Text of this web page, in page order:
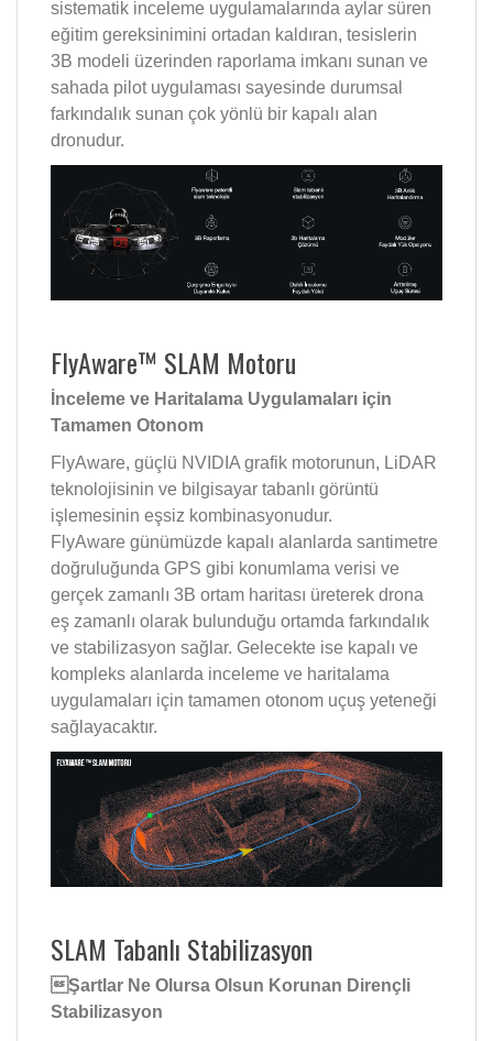
sistematik inceleme uygulamalarında aylar süren
eğitim gereksinimini ortadan kaldıran, tesislerin
3B modeli üzerinden raporlama imkanı sunan ve
sahada pilot uygulaması sayesinde durumsal
farkındalık sunan çok yönlü bir kapalı alan
dronudur.
FlyAware™ SLAM Motoru
İnceleme ve Haritalama Uygulamaları için
Tamamen Otonom
FlyAware, güçlü NVIDIA grafik motorunun, LiDAR
teknolojisinin ve bilgisayar tabanlı görüntü
işlemesinin eşsiz kombinasyonudur.
FlyAware günümüzde kapalı alanlarda santimetre
doğruluğunda GPS gibi konumlama verisi ve
gerçek zamanlı 3B ortam haritası üreterek drona
eş zamanlı olarak bulunduğu ortamda farkındalık
ve stabilizasyon sağlar. Gelecekte ise kapalı ve
kompleks alanlarda inceleme ve haritalama
uygulamaları için tamamen otonom uçuş yeteneği
sağlayacaktır.
SLAM Tabanlı Stabilizasyon
Şartlar Ne Olursa Olsun Korunan Dirençli
Stabilizasyon